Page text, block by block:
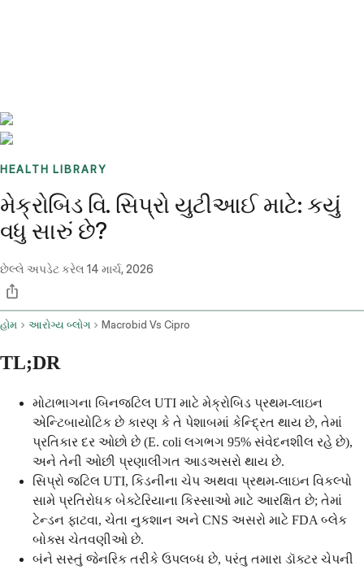
HEALTH LIBRARY
મેક્રોબિડ વિ. સિપ્રો યુટીઆઈ માટે: કયું
વધુ સારું છે?
છેલ્લે અપડેટ કરેલ 14 માર્ચ, 2026
હોમ આરોગ્ય બ્લોગ Macrobid Vs Cipro
TL;DR
મોટાભાગના બિનજટિલ UTI માટે મેક્રોબિડ પ્રથમ-લાઇન
એન્ટિબાયોટિક છે કારણ કે તે પેશાબમાં કેન્દ્રિત થાય છે, તેમાં
પ્રતિકાર દર ઓછો છે (E. coli લગભગ 95% સંવેદનશીલ રહે છે),
અને તેની ઓછી પ્રણાલીગત આડઅસરો થાય છે.
સિપ્રો જટિલ UTI, કિડનીના ચેપ અથવા પ્રથમ-લાઇન વિકલ્પો
સામે પ્રતિરોધક બેક્ટેરિયાના કિસ્સાઓ માટે આરક્ષિત છે; તેમાં
ટેન્ડન ફાટવા, ચેતા નુકશાન અને CNS અસરો માટે FDA બ્લેક
બોક્સ ચેતવણીઓ છે.
બંને સસ્તું જેનરિક તરીકે ઉપલબ્ધ છે, પરંતુ તમારા ડૉક્ટર ચેપની